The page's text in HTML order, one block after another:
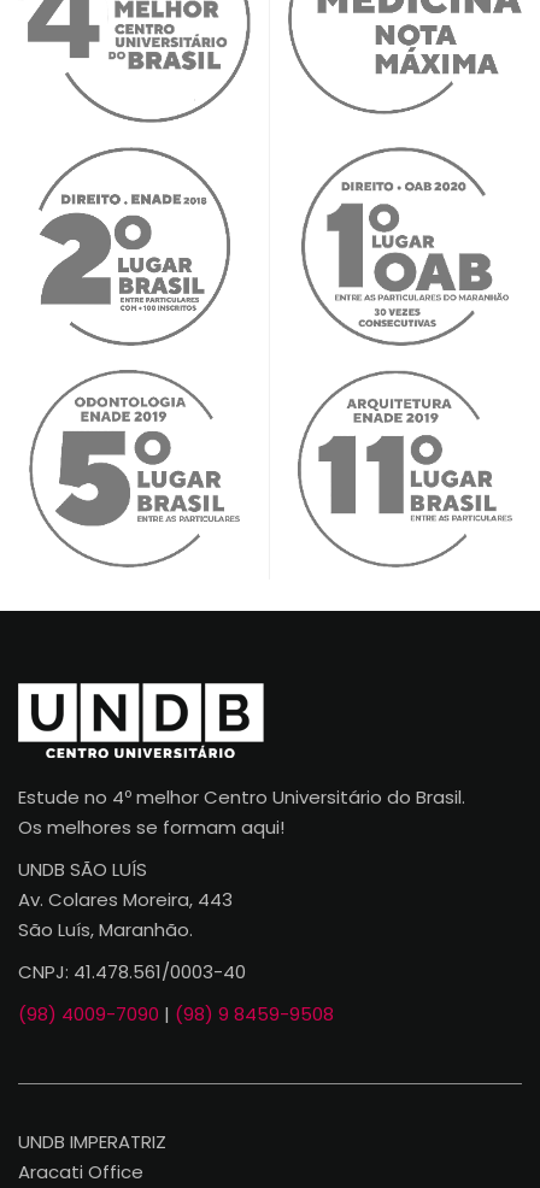
Estude no 4º melhor Centro Universitário do Brasil.
Os melhores se formam aqui!
UNDB SÃO LUÍS
Av. Colares Moreira, 443
São Luís, Maranhão.
CNPJ: 41.478.561/0003-40
(98) 4009-7090 | (98) 9 8459-9508
UNDB IMPERATRIZ
Aracati Office